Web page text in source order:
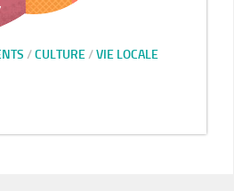
/CULTURE/VIE LOCALE